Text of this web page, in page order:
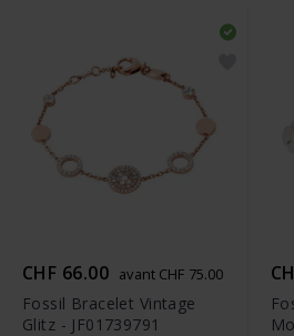
CHF 66.00 avant CHF 75.00
Fossil Bracelet Vintage
Glitz - JF01739791